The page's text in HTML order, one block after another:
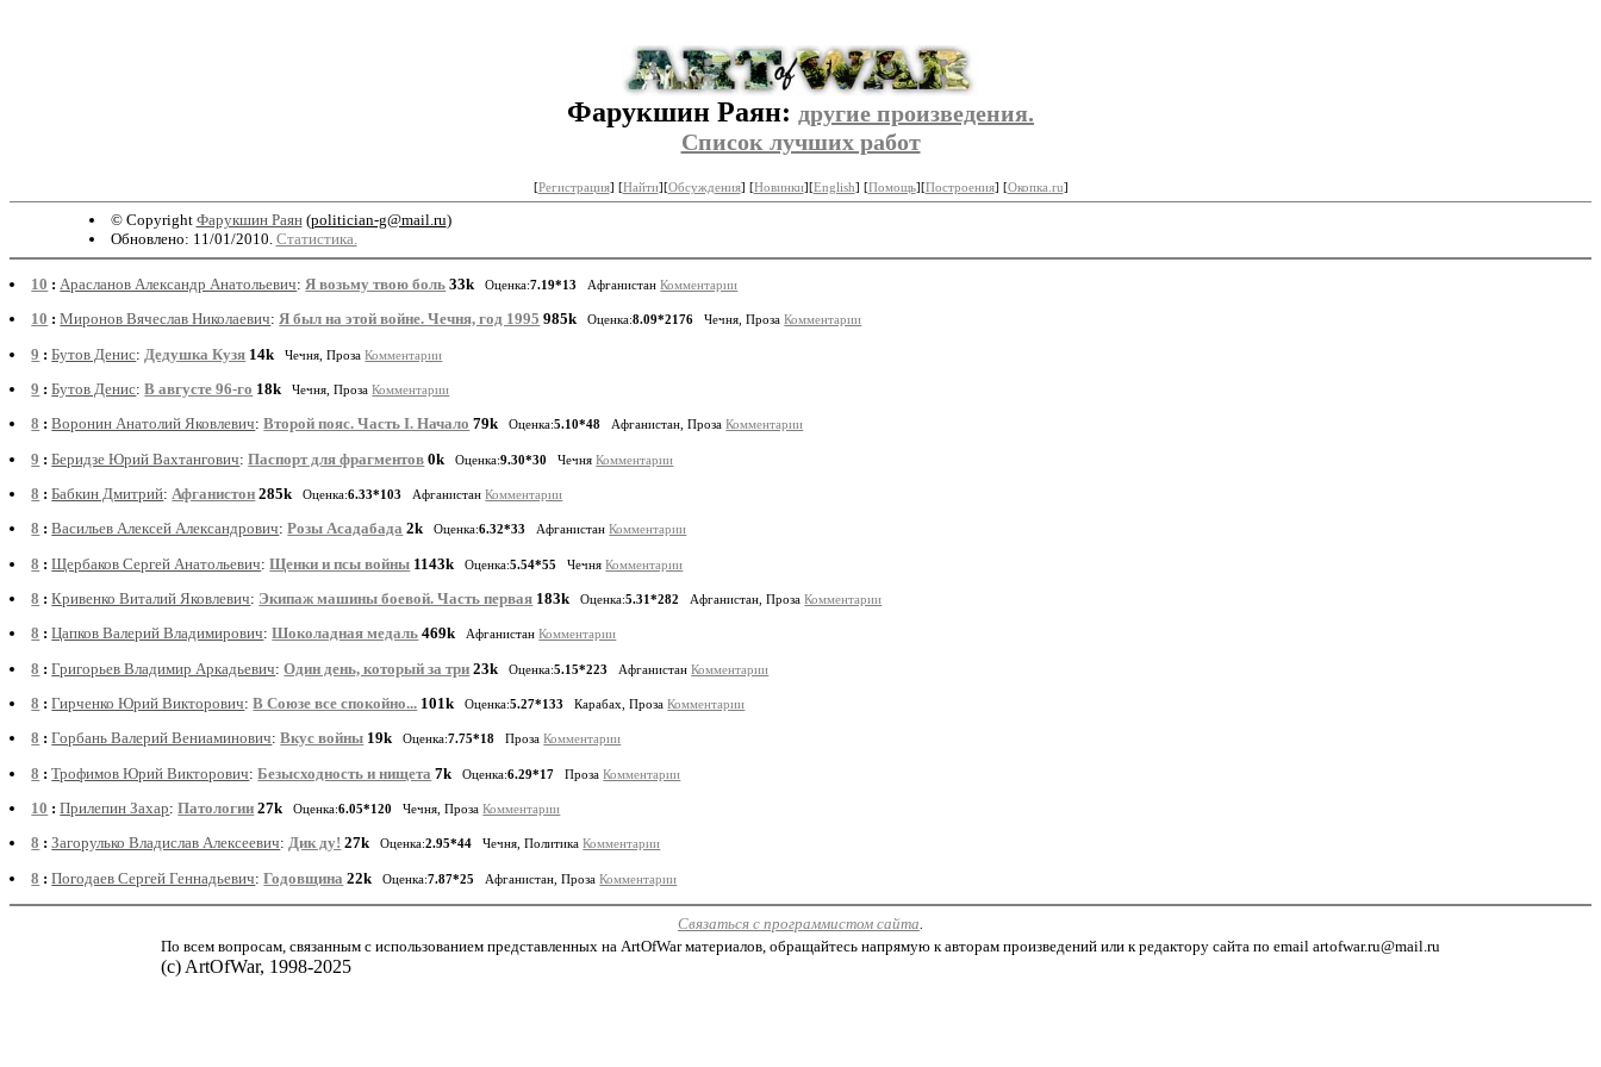
Фарукшин Раян: другие произведения.
Список лучших работ
[Регистрация] [Найти][Обсуждения] [Новинки][English] [Помощь][Построения] [Окопка.ru]
© Copyright Фарукшин Раян(politician-g@mail.ru)
Обновлено: 11/01/2010. Статистика.
10 :Арасланов Александр Анатольевич:Я возьму твою боль 33k Оценка:7.19*13 АфганистанКомментарии
10 :Миронов Вячеслав Николаевич:Я был на этой войне. Чечня, год 1995 985k Оценка:8.09*2176 Чечня, ПрозаКомментарии
9 :Бутов Денис: Дедушка Кузя 14k Чечня, ПрозаКомментарии
9 :Бутов Денис:В августе 96-го 18k Чечня, ПрозаКомментарии
8 :Воронин Анатолий Яковлевич:Второй пояс. Часть I. Начало 79k Оценка:5.10*48 Афганистан, ПрозаКомментарии
9 :Беридзе Юрий Вахтангович:Паспорт для фрагментов 0k Оценка:9.30*30 ЧечняКомментарии
8 :Бабкин Дмитрий:Афганистон 285k Оценка:6.33*103 АфганистанКомментарии
8 :Васильев Алексей Александрович:Розы Асадабада 2k Оценка:6.32*33 АфганистанКомментарии
8 :Щербаков Сергей Анатольевич:Щенки и псы войны 1143k Оценка:5.54*55 ЧечняКомментарии
8 :Кривенко Виталий Яковлевич: Экипаж машины боевой. Часть первая 183k Оценка:5.31*282 Афганистан, ПрозаКомментарии
8 :Цапков Валерий Владимирович:Шоколадная медаль 469k АфганистанКомментарии
8 :Григорьев Владимир Аркадьевич:Один день, который за три 23k Оценка:5.15*223 АфганистанКомментарии
8 :Гирченко Юрий Викторович:В Союзе все спокойно... 101k Оценка:5.27*133 Карабах, ПрозаКомментарии
8 :Горбань Валерий Вениаминович:Вкус войны 19k Оценка:7.75*18 ПрозаКомментарии
8 :Трофимов Юрий Викторович:Безысходность и нищета 7k Оценка:6.29*17 ПрозаКомментарии
10 :Прилепин Захар:Патологии 27k Оценка:6.05*120 Чечня, ПрозаКомментарии
8 :Загорулько Владислав Алексеевич:Дик ду! 27k Оценка:2.95*44 Чечня, ПолитикаКомментарии
8 :Погодаев Сергей Геннадьевич:Годовщина 22k Оценка:7.87*25 Афганистан, ПрозаКомментарии
Связаться с программистом сайта
По всем вопросам, связанным с использованием представленных на ArtOfWar материалов, обращайтесь напрямую к авторам произведений или к редактору сайта по email artofwar.ru@mail.ru
(с) ArtOfWar, 1998-2025